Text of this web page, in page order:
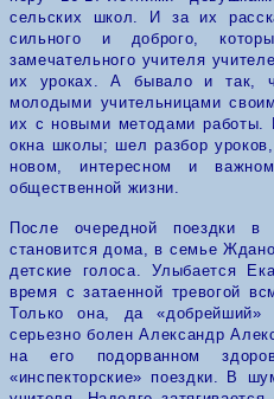
сельских школ. И за их
сильного и доброго,
замечательного учителя
их уроках. А бывало и так,
молодыми учительницами
их с новыми методами работы.
окна школы; шел разбор
новом, интересном и
общественной жизни.
После очередной поездки
становится дома, в семье
детские голоса. Улыбается
время с затаенной тревогой
Только она, да
серьезно болен Александр
на его подорванном
«инспекторские» поездки.
В